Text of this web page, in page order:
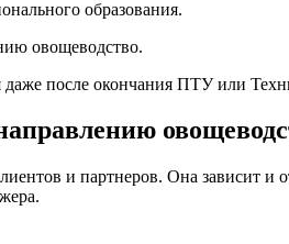
образования.
овощеводство.
даже после окончания ПТУ или
и партнеров. Она зависит и